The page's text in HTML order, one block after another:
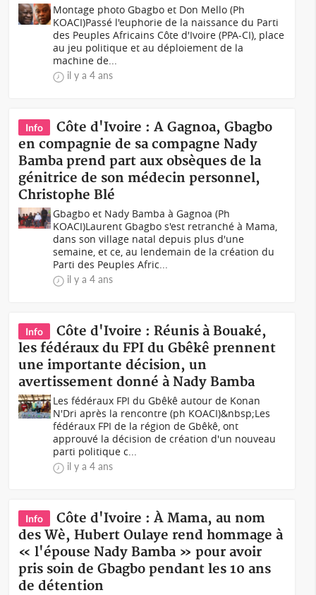
Montage photo Gbagbo et Don Mello (Ph
KOACI)Passé l'euphorie de la naissance du Parti
des Peuples Africains Côte d'Ivoire (PPA-CI), place
au jeu politique et au déploiement de la
machine de...
il y a 4 ans
Info
Côte d'Ivoire : A Gagnoa, Gbagbo
en compagnie de sa compagne Nady
Bamba prend part aux obsèques de la
génitrice de son médecin personnel,
Christophe Blé
Gbagbo et Nady Bamba à Gagnoa (Ph
KOACI)Laurent Gbagbo s'est retranché à Mama,
dans son village natal depuis plus d'une
semaine, et ce, au lendemain de la création du
Parti des Peuples Afric...
il y a 4 ans
Info
Côte d'Ivoire : Réunis à Bouaké,
les fédéraux du FPI du Gbêkê prennent
une importante décision, un
avertissement donné à Nady Bamba
Les fédéraux FPI du Gbêkê autour de Konan
N'Dri après la rencontre (ph KOACI)&nbsp;Les
fédéraux FPI de la région de Gbêkê, ont
approuvé la décision de création d'un nouveau
parti politique c...
il y a 4 ans
Info
Côte d'Ivoire : À Mama, au nom
des Wè, Hubert Oulaye rend hommage à
« l'épouse Nady Bamba » pour avoir
pris soin de Gbagbo pendant les 10 ans
de détention